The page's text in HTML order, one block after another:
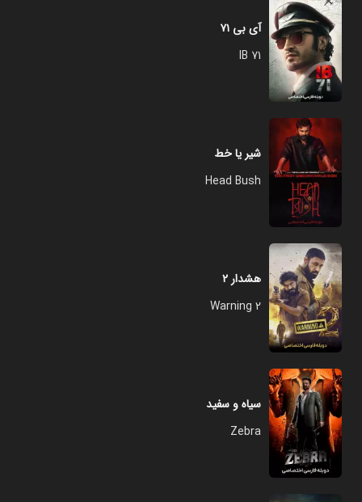
آی بی ۷۱
IB 71
شیر یا خط
Head Bush
هشدار ۲
Warning 2
سیاه و سفید
Zebra